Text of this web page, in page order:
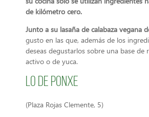
de kilómetro cero.
Junto a su lasaña de calabaza vegana
gusto en las que, además de los
deseas degustarlos sobre una base de
activo o de yuca.
Lo de Ponxe
(Plaza Rojas Clemente, 5)